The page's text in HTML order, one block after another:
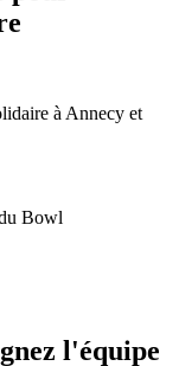
à Annecy et
l'équipe